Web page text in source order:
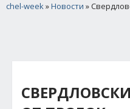
chel-week»Новости »